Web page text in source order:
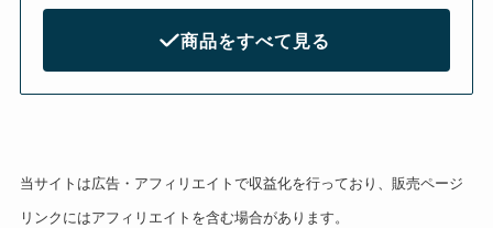
商品をすべて見る
当サイトは広告・アフィリエイトで収益化を行っており、販売ページ
リンクにはアフィリエイトを含む場合があります。